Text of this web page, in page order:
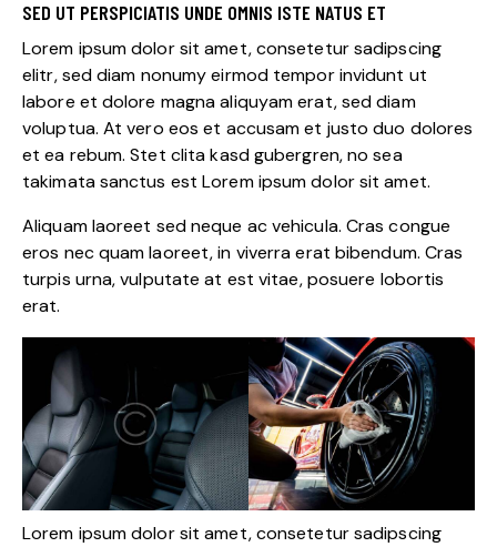
SED UT PERSPICIATIS UNDE OMNIS ISTE NATUS ET
Lorem ipsum dolor sit amet, consetetur sadipscing
elitr, sed diam nonumy eirmod tempor invidunt ut
labore et dolore magna aliquyam erat, sed diam
voluptua. At vero eos et accusam et justo duo dolores
et ea rebum. Stet clita kasd gubergren, no sea
takimata sanctus est Lorem ipsum dolor sit amet.
Aliquam laoreet sed neque ac vehicula. Cras congue
eros nec quam laoreet, in viverra erat bibendum. Cras
turpis urna, vulputate at est vitae, posuere lobortis
erat.
Lorem ipsum dolor sit amet, consetetur sadipscing